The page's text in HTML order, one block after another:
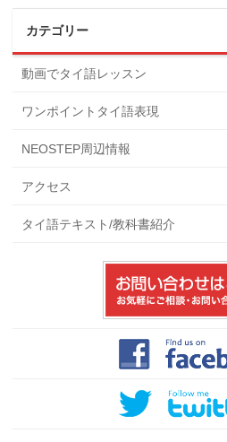
カテゴリー
動画でタイ語レッスン
ワンポイントタイ語表現
NEOSTEP周辺情報
アクセス
タイ語テキスト/教科書紹介